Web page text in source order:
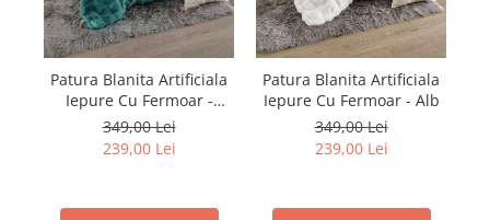
Patura Blanita Artificiala
Iepure Cu Fermoar -
Turcoaz
349,00 Lei
239,00 Lei
Patura Blanita Artificiala
Iepure Cu Fermoar - Alb
349,00 Lei
239,00 Lei